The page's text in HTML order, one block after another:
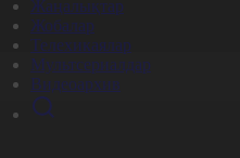
Жаңалықтар
Жобалар
Телехикаялар
Мультсериалдар
Видеоархив